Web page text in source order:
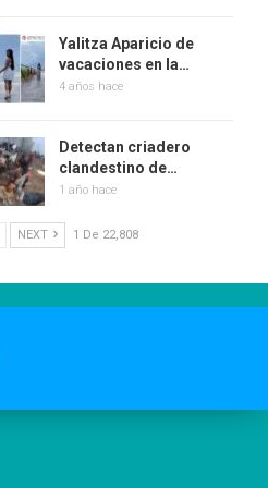
Yalitza Aparicio de
vacaciones en la…
4 años hace
Detectan criadero
clandestino de…
1 año hace
NEXT 1 De 22,808